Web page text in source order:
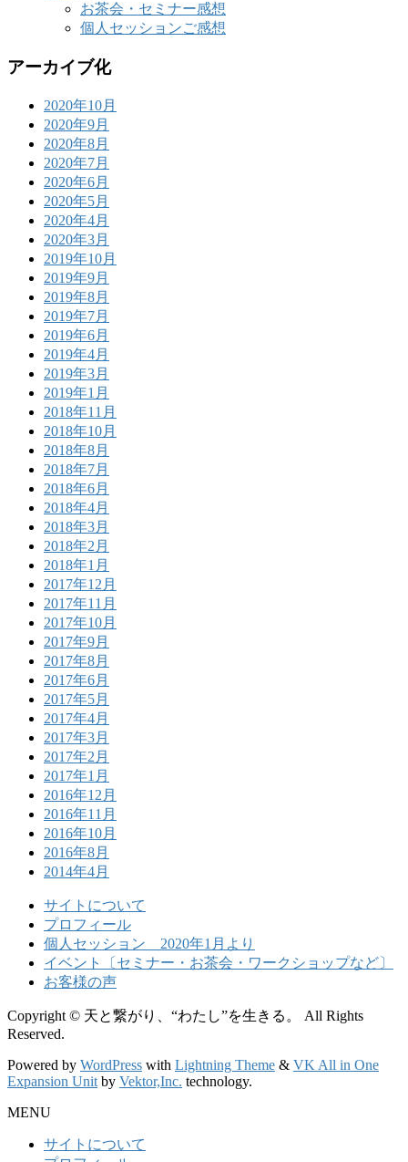
お茶会・セミナー感想
個人セッションご感想
アーカイブ化
2020年10月
2020年9月
2020年8月
2020年7月
2020年6月
2020年5月
2020年4月
2020年3月
2019年10月
2019年9月
2019年8月
2019年7月
2019年6月
2019年4月
2019年3月
2019年1月
2018年11月
2018年10月
2018年8月
2018年7月
2018年6月
2018年4月
2018年3月
2018年2月
2018年1月
2017年12月
2017年11月
2017年10月
2017年9月
2017年8月
2017年6月
2017年5月
2017年4月
2017年3月
2017年2月
2017年1月
2016年12月
2016年11月
2016年10月
2016年8月
2014年4月
サイトについて
プロフィール
個人セッション 2020年1月より
イベント〔セミナー・お茶会・ワークショップなど〕
お客様の声
Copyright © 天と繋がり、“わたし”を生きる。 All Rights
Reserved.
Powered by WordPress with Lightning Theme & VK All in One
Expansion Unit by Vektor,Inc. technology.
MENU
サイトについて